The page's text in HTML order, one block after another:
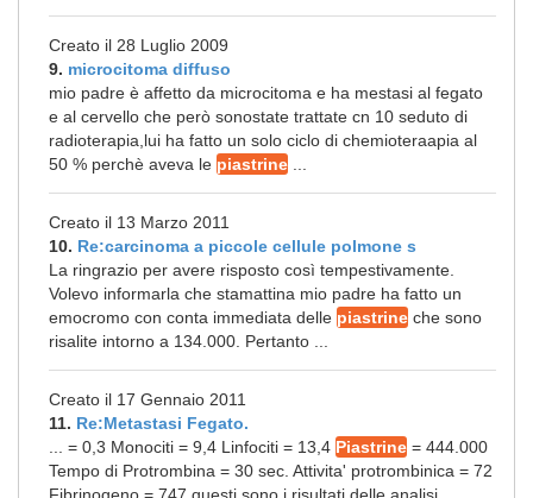
Creato il 28 Luglio 2009
9. microcitoma diffuso
mio padre è affetto da microcitoma e ha mestasi al fegato
e al cervello che però sonostate trattate cn 10 seduto di
radioterapia,lui ha fatto un solo ciclo di chemioteraapia al
50 % perchè aveva le piastrine
Creato il 13 Marzo 2011
10. Re:carcinoma a piccole cellule polmone s
La ringrazio per avere risposto così tempestivamente.
Volevo informarla che stamattina mio padre ha fatto un
emocromo con conta immediata delle piastrine che sono
risalite intorno a 134.000. Pertanto ...
Creato il 17 Gennaio 2011
11. Re:Metastasi Fegato.
... = 0,3 Monociti = 9,4 Linfociti = 13,4 Piastrine = 444.000
Tempo di Protrombina = 30 sec. Attivita' protrombinica = 72